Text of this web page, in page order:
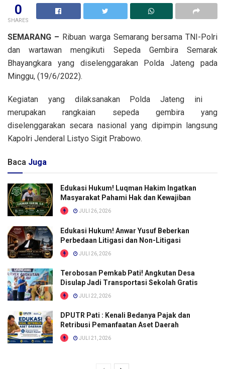
0
SHARES
SEMARANG – Ribuan warga Semarang bersama TNI-Polri
dan wartawan mengikuti Sepeda Gembira Semarak
Bhayangkara yang diselenggarakan Polda Jateng pada
Minggu, (19/6/2022).
Kegiatan yang dilaksanakan Polda Jateng ini
merupakan rangkaian sepeda gembira yang
diselenggarakan secara nasional yang dipimpin langsung
Kapolri Jenderal Listyo Sigit Prabowo.
Baca Juga
Edukasi Hukum! Luqman Hakim Ingatkan
Masyarakat Pahami Hak dan Kewajiban
JULI 26, 2026
Edukasi Hukum! Anwar Yusuf Beberkan
Perbedaan Litigasi dan Non-Litigasi
JULI 26, 2026
Terobosan Pemkab Pati! Angkutan Desa
Disulap Jadi Transportasi Sekolah Gratis
JULI 22, 2026
DPUTR Pati : Kenali Bedanya Pajak dan
Retribusi Pemanfaatan Aset Daerah
JULI 21, 2026